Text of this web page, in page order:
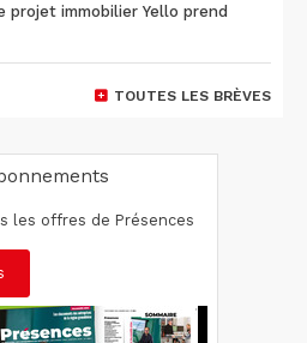
projet immobilier Yello prend
TOUTES LES BRÈVES
les offres de Présences